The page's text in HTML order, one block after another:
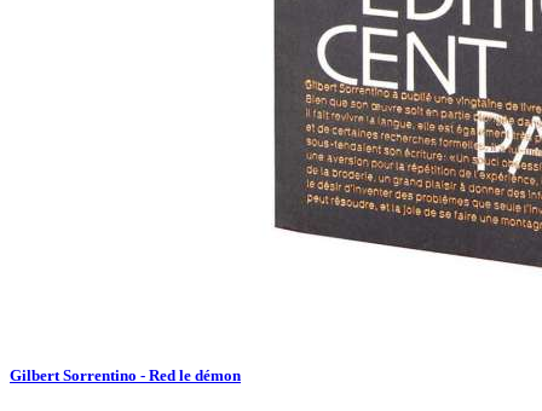
Gilbert Sorrentino - Red le démon